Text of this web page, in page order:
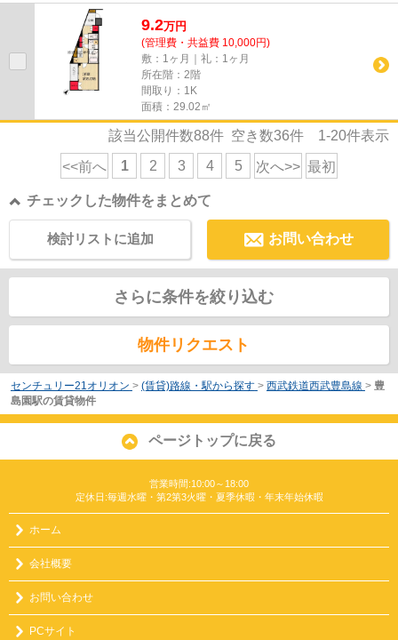
◆モニタ付インタホン◆宅配BOX◆エレベー...
9.2万円
(管理費・共益費 10,000円)
敷：1ヶ月｜礼：1ヶ月
所在階：2階
間取り：1K
面積：29.02㎡
該当公開件数88件 空き数36件 1-20件表示
<<前へ 1 2 3 4 5 次へ>> 最初
チェックした物件をまとめて
お問い合わせ
検討リストに追加
さらに条件を絞り込む
物件リクエスト
センチュリー21オリオン > (賃貸)路線・駅から探す > 西武鉄道西武豊島線 > 豊
島園駅の賃貸物件
ページトップに戻る
営業時間:10:00～18:00
定休日:毎週水曜・第2第3火曜・夏季休暇・年末年始休暇
ホーム
会社概要
お問い合わせ
PCサイト